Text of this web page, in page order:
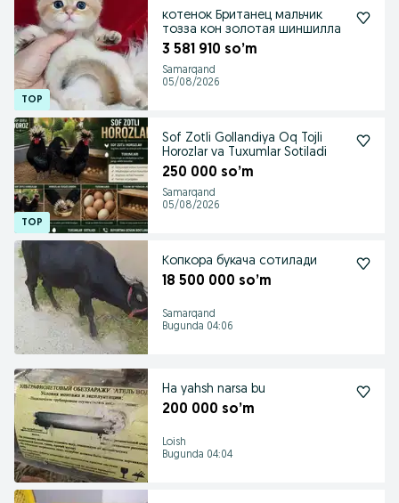
котенок Британец мальчик
тозза кон золотая шиншилла
3 581 910 so’m
Samarqand
05/08/2026
Sof Zotli Gollandiya Oq Tojli
Horozlar va Tuxumlar Sotiladi
250 000 so’m
Samarqand
05/08/2026
Копкора букача сотилади
18 500 000 so’m
Samarqand
Bugunda 04:06
Ha yahsh narsa bu
200 000 so’m
Loish
Bugunda 04:04